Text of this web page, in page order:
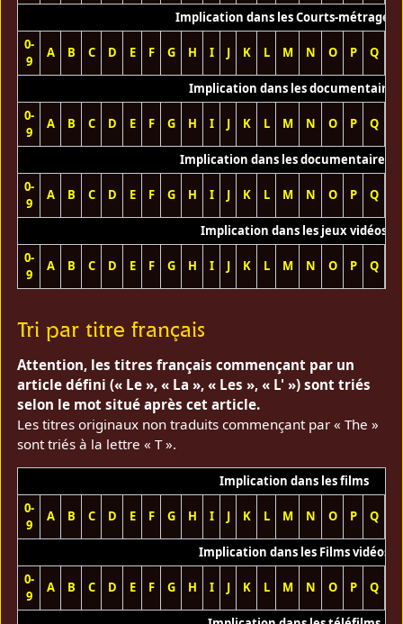
Implication dans les Courts-métrages
0-
9
A B C D E F G H I J K L M N O P Q
Implication dans les documentaires
0-
9
A B C D E F G H I J K L M N O P Q
Implication dans les documentaires
0-
9
A B C D E F G H I J K L M N O P Q
Implication dans les jeux vidéos
0-
9
A B C D E F G H I J K L M N O P Q
Tri par titre français
Attention, les titres français commençant par un
article défini (« Le », « La », « Les », « L' ») sont triés
selon le mot situé après cet article.
Les titres originaux non traduits commençant par « The »
sont triés à la lettre « T ».
Implication dans les films
0-
9
A B C D E F G H I J K L M N O P Q
Implication dans les Films vidéos
0-
9
A B C D E F G H I J K L M N O P Q